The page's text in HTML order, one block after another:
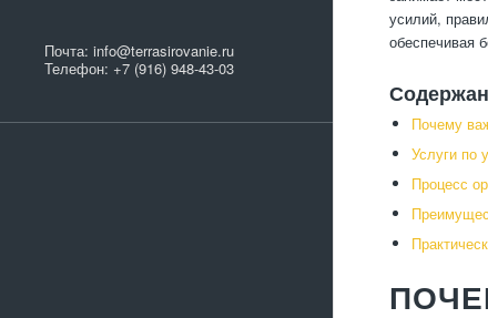
Почта: info@terrasirovanie.ru
Телефон: +7 (916) 948-43-03
усилий,
обеспечивая
Почему
Услуги по
Процесс